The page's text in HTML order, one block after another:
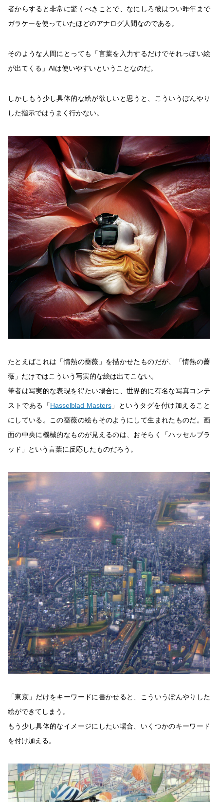
者からすると非常に驚くべきことで、なにしろ彼はつい昨年まで
ガラケーを使っていたほどのアナログ人間なのである。
そのような人間にとっても「言葉を入力するだけでそれっぽい絵
が出てくる」AIは使いやすいということなのだ。
しかしもう少し具体的な絵が欲しいと思うと、こういうぼんやり
した指示ではうまく行かない。
たとえばこれは「情熱の薔薇」を描かせたものだが、「情熱の薔
薇」だけではこういう写実的な絵は出てこない。
筆者は写実的な表現を得たい場合に、世界的に有名な写真コンテ
ストである「Hasselblad Masters」というタグを付け加えること
にしている。この薔薇の絵もそのようにして生まれたものだ。画
面の中央に機械的なものが見えるのは、おそらく「ハッセルブラ
ッド」という言葉に反応したものだろう。
「東京」だけをキーワードに書かせると、こういうぼんやりした
絵ができてしまう。
もう少し具体的なイメージにしたい場合、いくつかのキーワード
を付け加える。